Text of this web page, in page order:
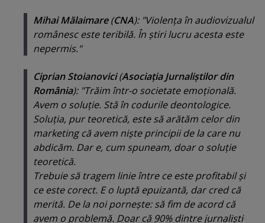
Mihai Mălaimare(CNA): "Violenţa în audiovizualul
românesc este teribilă. În ştiri lucru acesta este
nepermis."
Ciprian Stoianovici(Asociaţia Jurnaliştilor din
România): "Trăim într-o societate emoţională.
Avem o soluţie. Stă în codurile deontologice.
Soluţia, pur teoretică, este să arătăm celor din
marketing că avem nişte principii de la care nu
abdicăm. Dar e, cum spuneam, doar o soluţie
teoretică.
Trebuie să tragem linie între ce este profitabil şi
ce este corect. E o luptă epuizantă, dar cred că
merită. De la noi porneşte: să fim de acord că
avem o problemă. Doar că 90% dintre jurnalişti